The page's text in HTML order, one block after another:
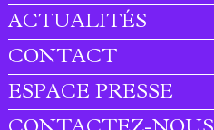
ACTUALITÉS
CONTACT
ESPACE PRESSE